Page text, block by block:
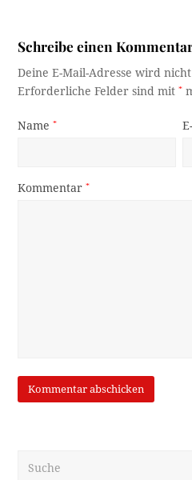
Schreibe einen
Deine E-Mail-Adresse wird
Erforderliche Felder sind mit*
Name*
Kommentar*